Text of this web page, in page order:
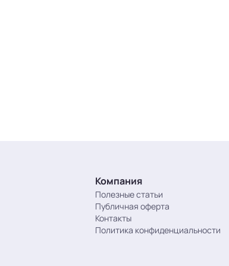
Компания
Полезные статьи
Публичная оферта
Контакты
Политика конфиденциальности